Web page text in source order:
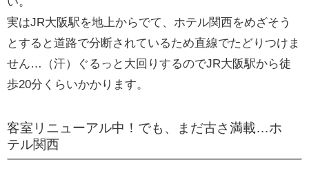
実はJR大阪駅を地上からでて、ホテル関西をめざそう
とすると道路で分断されているため直線でたどりつけま
せん…（汗）ぐるっと大回りするのでJR大阪駅から徒
歩20分くらいかかります。
客室リニューアル中！でも、まだ古さ満載…ホ
テル関西